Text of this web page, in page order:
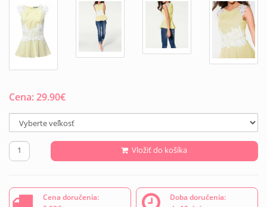
Cena:29.90€
Vložiť do košíka
Cena doručenia:
Doba doručenia: